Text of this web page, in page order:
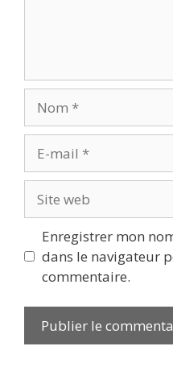
mail
web
Enregistrer mon
dans le navigateur
commentaire.